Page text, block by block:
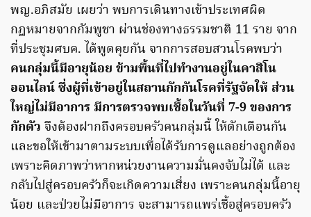
พญ.อภิสมัย เผยว่า พบการเดินทางเข้าประเทศผิด
กฎหมายจากกัมพูชา ผ่านช่องทางธรรมชาติ 11 ราย จาก
ที่ประชุมศบค. ได้พูดคุยกัน จากการสอบสวนโรคพบว่า
คนกลุ่มนี้มีอายุน้อย ข้ามพื้นที่ไปทำงานอยู่ในคาสิโน
ออนไลน์ ซึ่งผู้ที่เข้าอยู่ในสถานกักกันโรคที่รัฐจัดให้ ส่วน
ใหญ่ไม่มีอาการ มีการตรวจพบเชื้อในวันที่ 7-9 ของการ
กักตัว จึงต้องฝากถึงครอบครัวคนกลุ่มนี้ ให้ตักเตือนกัน
และขอให้เข้ามาตามระบบเพื่อได้รับการดูแลอย่างถูกต้อง
เพราะคิดภาพว่าหากหน่วยงานความมั่นคงจับไม่ได้ และ
กลับไปสู่ครอบครัวก็จะเกิดความเสี่ยง เพราะคนกลุ่มนี้อายุ
น้อย และป่วยไม่มีอาการ จะสามารถแพร่เชื้อสู่ครอบครัว